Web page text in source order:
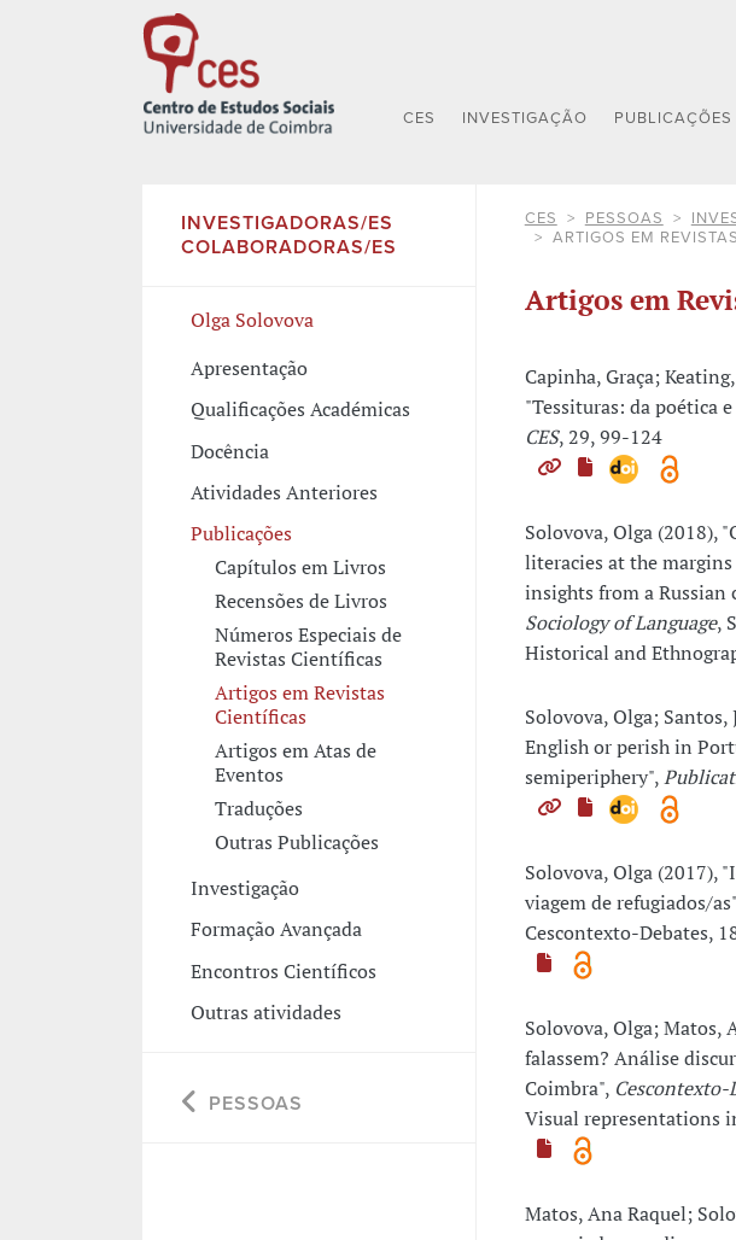
CES INVESTIGAÇÃO PUBLICAÇÕES
INVESTIGADORAS/ES
COLABORADORAS/ES
Olga Solovova
Apresentação
Qualificações Académicas
Docência
Atividades Anteriores
Publicações
Capítulos em Livros
Recensões de Livros
Números Especiais de
Revistas Científicas
Artigos em Revistas
Científicas
Artigos em Atas de
Eventos
Traduções
Outras Publicações
Investigação
Formação Avançada
Encontros Científicos
Outras atividades
PESSOAS
CES PESSOAS
ARTIGOS EM
Artigos em
Capinha, Graça;
"Tessituras: da poética
CES, 29, 99-124
Solovova, Olga (2018),
literacies at the
insights from a Russian
Sociology of Language,
Historical and
Solovova, Olga;
English or perish in
semiperiphery",
Solovova, Olga (2017),
viagem de refugiados/
Cescontexto-Debates,
Solovova, Olga; Matos,
falassem? Análise
Coimbra", Cescontexto-
Visual representations
Matos, Ana Raquel;